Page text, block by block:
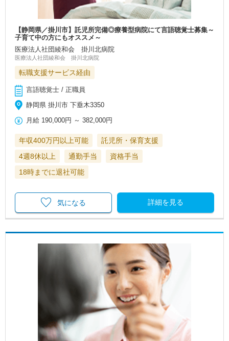
【静岡県／掛川市】託児所完備◎療養型病院にて言語聴覚士募集～
子育て中の方にもオススメ～
医療法人社団綾和会 掛川北病院
医療法人社団綾和会 掛川北病院
転職支援サービス経由
言語聴覚士 / 正職員
静岡県 掛川市 下垂木3350
月給 190,000円 ～382,000円
年収400万円以上可能
託児所・保育支援
4週8休以上
通勤手当
資格手当
18時までに退社可能
詳細を見る
気になる